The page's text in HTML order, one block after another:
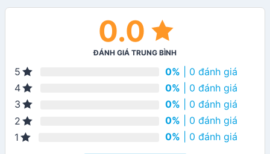
0.0
ĐÁNH GIÁ TRUNG BÌNH
5 0% | 0 đánh giá
4
0% | 0 đánh giá
3
0% | 0 đánh giá
2
0% | 0 đánh giá
1
0% | 0 đánh giá